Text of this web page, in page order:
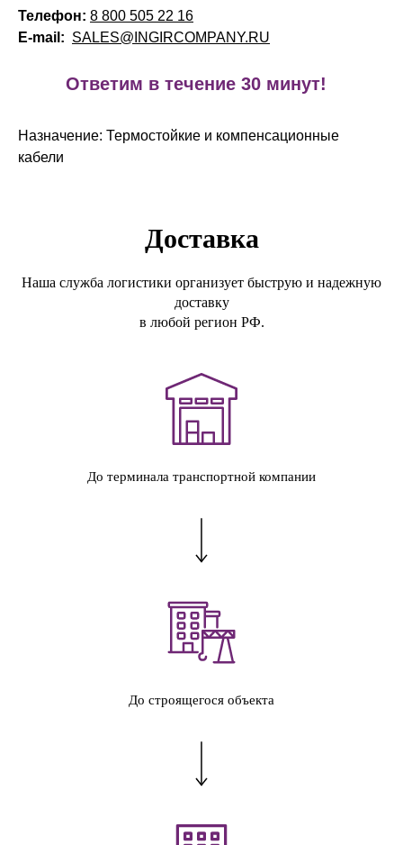
Телефон: 8 800 505 22 16
E-mail: SALES@INGIRCOMPANY.RU
Ответим в течение 30 минут!
Назначение: Термостойкие и компенсационные
кабели
Доставка
Наша служба логистики организует быструю и надежную
доставку
в любой регион РФ.
До терминала транспортной компании
До строящегося объекта